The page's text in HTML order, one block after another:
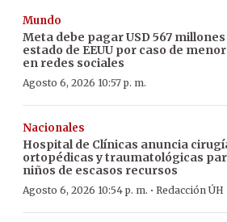
Mundo
Meta debe pagar USD 567 millones
estado de EEUU por caso de
en redes sociales
Agosto 6, 2026 10:57 p. m.
Nacionales
Hospital de Clínicas anuncia
ortopédicas y traumatológicas
niños de escasos recursos
Agosto 6, 2026 10:54 p. m. · Redacción ÚH